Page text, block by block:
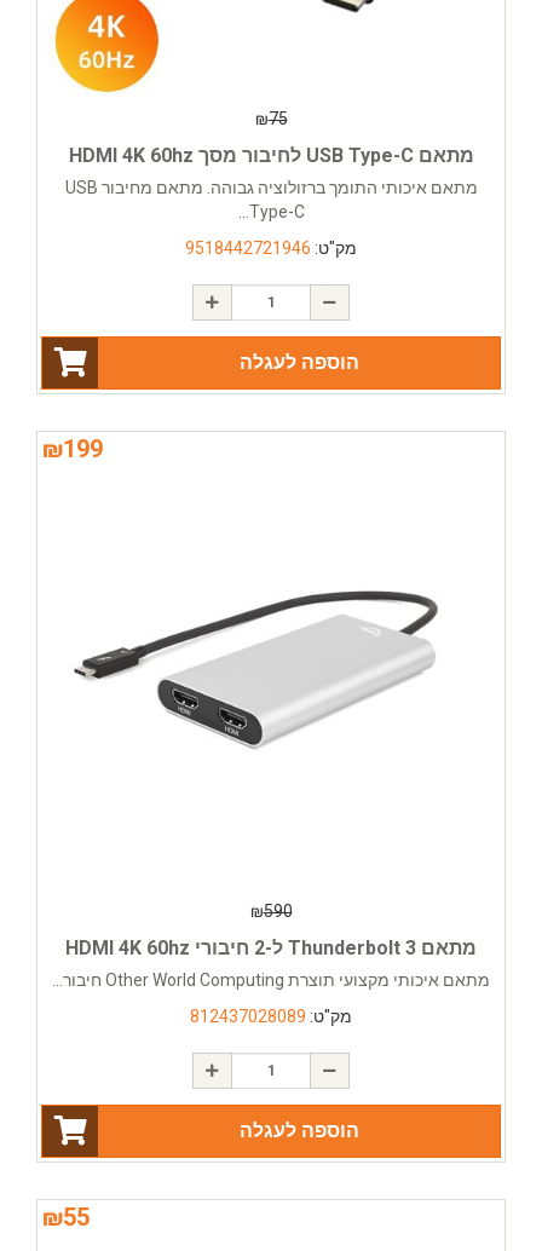
₪75
מתאם USB Type-C לחיבור מסך HDMI 4K 60hz
מתאם איכותי התומך ברזולוציה גבוהה. מתאם מחיבור USB
Type-C...
מק"ט: 9518442721946
הוספה לעגלה
₪199
₪590
מתאם Thunderbolt 3 ל-2 חיבורי HDMI 4K 60hz
מתאם איכותי מקצועי תוצרת Other World Computing חיבור...
מק"ט: 812437028089
הוספה לעגלה
₪55